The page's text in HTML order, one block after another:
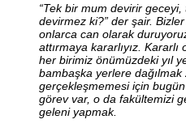
“Tek bir mum devirir
devirmez ki?” der şair.
onlarca can olarak
attırmaya kararlıyız.
her birimiz önümüzdeki yıl
bambaşka yerlere
gerçekleşmemesi için
görev var, o da fakültemizi
geleni yapmak.